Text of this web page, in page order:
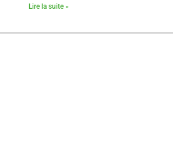
Lire la suite »